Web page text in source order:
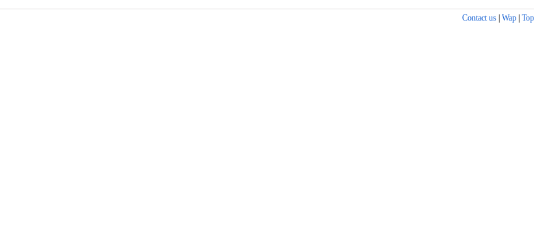
Contact us| Wap| Top